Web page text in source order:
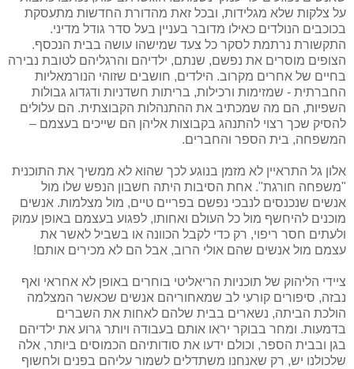
על צלקות שלא מגלידות, ובכל זאת מהדורת החדשות מתעסקת
בכוכבים הנולדים כאילו מדובר בעניין בעל סדר גודל מדיני.
התקשורת נרתמת לסקר כל צעד שמישהו עושה בבית הנכסף.
הצופים מוסרים את נפשם, שנתם, ילדיהם והרגליהם לטובת נבירה
בחיים של אחרים מקרוב. הילדים, חושבים שזוהי הנורמאליות
החברתית - שמזימות ורכילות, בריתות חשדניות ודגדוג גבולות
השפיות, הם מה שמכתיב את ההתנהלות הקבוצתית. הם עלולים
להסיק שכך רצוי להתנהג בקבוצות אליהן הם שייכים בעצמם –
המשפחה, בית הספר והחברים.
אלון גל התראיין לא מזמן בנוגע לכך שהוא לא ממשיך את התוכנית
"משפחה חורגת". אחת הסיבות היתה חשבון הנפש שלו מול
אנשים שנכנסים לנבכי נפשם בפריים טיים, מול מצלמות. אנשים
מוכנים להיחשף מול כל העולם ואחותו, לפגוע בעצמם באופן עמוק
ולעתים חסר ריפוי, רק כדי לקבל הכוונה או בשביל לאשר את
עצמם מול אנשים שהם אולי הרוב, אבל הם לא מכירים אותם!
ציידי הליהוק של תוכניות הריאליטי בוחרים באופן לא אחראי ואף
נבזה, סיפורים קורעי לב שמאחוריהם אנשים שכאשר המצלמה
הולכת הביתה, נשארים בבית שלהם לאחות את השברים
בדמעות. ומחר בבוקר יראו אותם בעבודה ויותר גרוע את ילדיהם
בגן ובבית הספר, וכולם ידעו את סודותיהם הכמוסים ביותר, אלה
שלכולנו יש, רק שאנחנו משתדלים לשמור עליהם בפנים ולחשוף